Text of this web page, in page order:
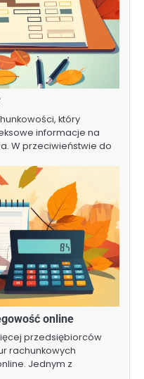
który
informacje na
W przeciwieństwie do
online
przedsiębiorców
rachunkowych
Jednym z